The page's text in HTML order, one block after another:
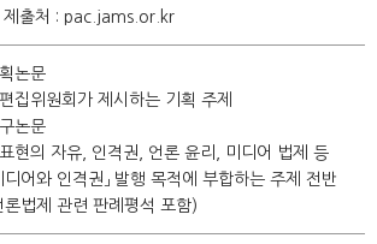
출처 : pac.jams.or.kr
논문
집위원회가 제시하는 기획 주제
논문
현의 자유, 인격권, 언론 윤리, 미디어 법제 등
디어와 인격권」 발행 목적에 부합하는 주제 전반
론법제 관련 판례평석 포함)